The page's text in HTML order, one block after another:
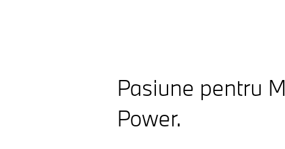
Pasiune pentru M
Power.